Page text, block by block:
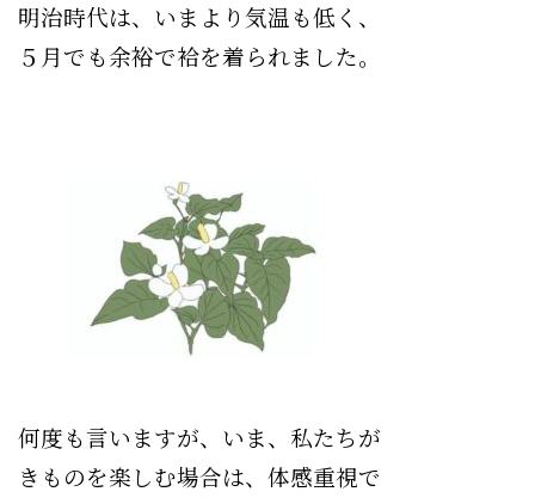
明治時代は、いまより気温も低く、
５月でも余裕で袷を着られました。
何度も言いますが、いま、私たちが
きものを楽しむ場合は、体感重視で